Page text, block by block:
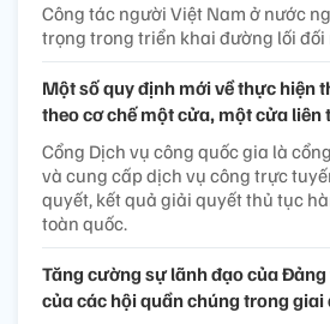
Công tác người Việt Nam ở nước
trọng trong triển khai đường lối
Một số quy định mới về thực hiện
theo cơ chế một cửa, một cửa liên
Cổng Dịch vụ công quốc gia là
và cung cấp dịch vụ công trực
quyết, kết quả giải quyết thủ tục
toàn quốc.
Tăng cường sự lãnh đạo của
của các hội quần chúng trong